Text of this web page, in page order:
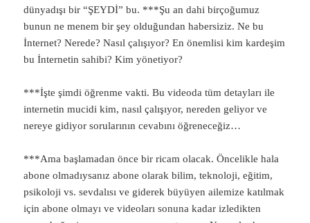
dünyadışı bir “ŞEYDİ” bu. ***Şu an dahi birçoğumuz
bunun ne menem bir şey olduğundan habersiziz. Ne bu
İnternet? Nerede? Nasıl çalışıyor? En önemlisi kim kardeşim
bu İnternetin sahibi? Kim yönetiyor?
***İşte şimdi öğrenme vakti. Bu videoda tüm detayları ile
internetin mucidi kim, nasıl çalışıyor, nereden geliyor ve
nereye gidiyor sorularının cevabını öğreneceğiz…
***Ama başlamadan önce bir ricam olacak. Öncelikle hala
abone olmadıysanız abone olarak bilim, teknoloji, eğitim,
psikoloji vs. sevdalısı ve giderek büyüyen ailemize katılmak
için abone olmayı ve videoları sonuna kadar izledikten